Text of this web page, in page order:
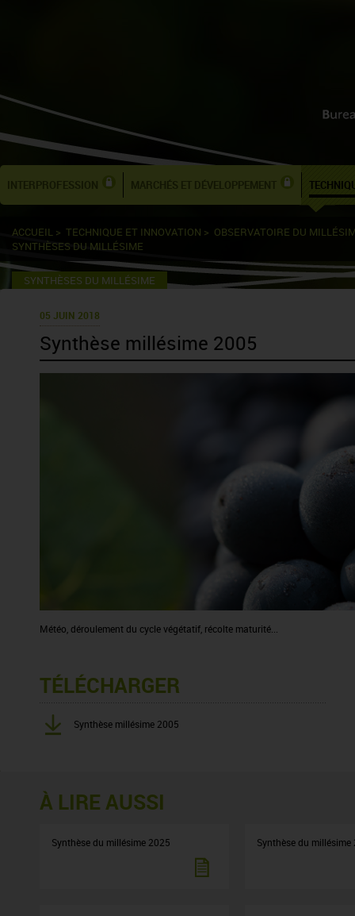
INTERPROFESSION MARCHÉS ET DÉVELOPPEMENT
ACCUEIL > TECHNIQUE ET INNOVATION > OBSERVATOIRE DU
SYNTHÈSES DU MILLÉSIME
SYNTHÈSES DU MILLÉSIME
05 JUIN 2018
Synthèse millésime 2005
Météo, déroulement du cycle végétatif, récolte maturité...
TÉLÉCHARGER
Synthèse millésime 2005
À LIRE AUSSI
Synthèse du millésime 2025 Synthèse du millésime